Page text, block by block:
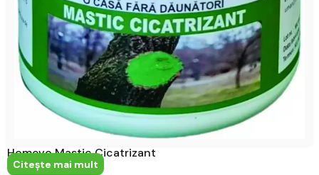
Homevo Mastic Cicatrizant
Citeşte mai mult